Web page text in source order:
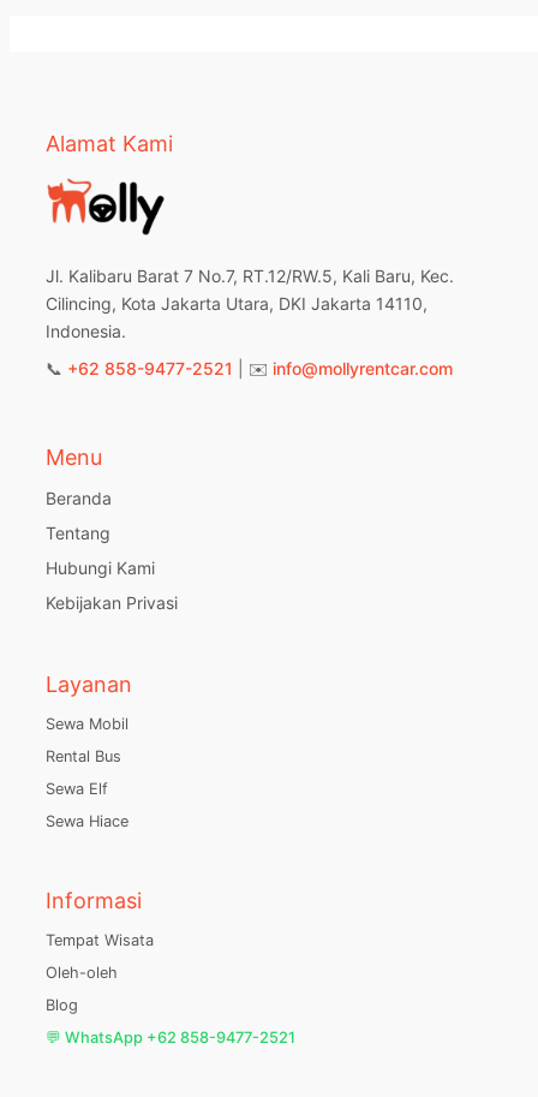
Alamat Kami
Jl. Kalibaru Barat 7 No.7, RT.12/RW.5, Kali Baru, Kec.
Cilincing, Kota Jakarta Utara, DKI Jakarta 14110,
Indonesia.
📞 +62 858-9477-2521 | ✉️ info@mollyrentcar.com
Menu
Beranda
Tentang
Hubungi Kami
Kebijakan Privasi
Layanan
Sewa Mobil
Rental Bus
Sewa Elf
Sewa Hiace
Informasi
Tempat Wisata
Oleh-oleh
Blog
💬 WhatsApp +62 858-9477-2521